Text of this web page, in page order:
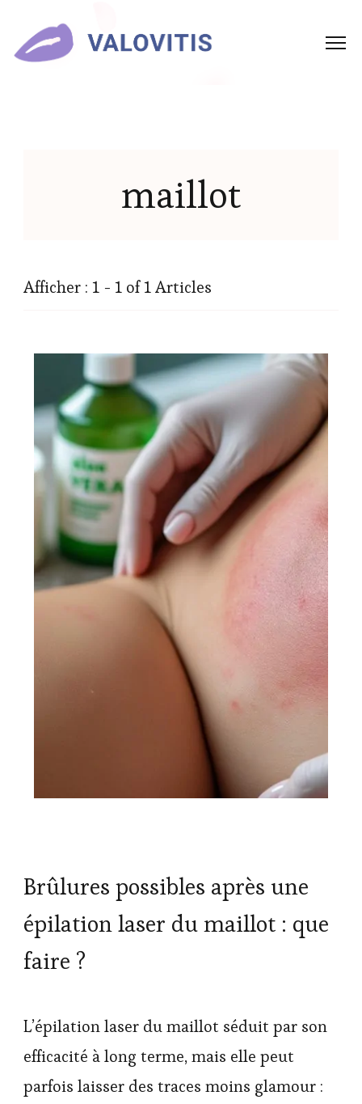
maillot
Afficher : 1 - 1 of 1 Articles
Brûlures possibles après une
épilation laser du maillot : que
faire ?
L’épilation laser du maillot séduit par son
efficacité à long terme, mais elle peut
parfois laisser des traces moins glamour :